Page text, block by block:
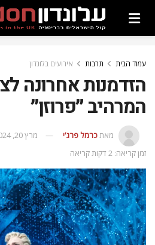
עמוד הבית תרבות אירועים בלונדון
הזדמנות אחרונה
המרהיב ״פרוזן״
מאתכרמל פרג'י
מרץ 20, 2024
זמן קריאה: 2 דקות קריאה